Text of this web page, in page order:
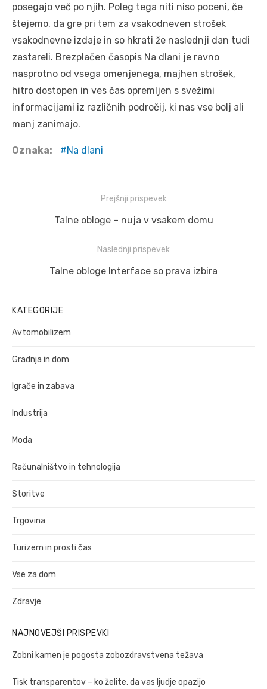
posegajo več po njih. Poleg tega niti niso poceni, če
štejemo, da gre pri tem za vsakodneven strošek
vsakodnevne izdaje in so hkrati že naslednji dan tudi
zastareli. Brezplačen časopis Na dlani je ravno
nasprotno od vsega omenjenega, majhen strošek,
hitro dostopen in ves čas opremljen s svežimi
informacijami iz različnih področij, ki nas vse bolj ali
manj zanimajo.
Oznaka: Na dlani
prispevka
Prejšnji prispevek
Prejšnji
Talne obloge – nuja v vsakem domu
Naslednji prispevek
Naslednji
Talne obloge Interface so prava izbira
KATEGORIJE
Avtomobilizem
Gradnja in dom
Igrače in zabava
Industrija
Moda
Računalništvo in tehnologija
Storitve
Trgovina
Turizem in prosti čas
Vse za dom
Zdravje
NAJNOVEJŠI PRISPEVKI
Zobni kamen je pogosta zobozdravstvena težava
Tisk transparentov – ko želite, da vas ljudje opazijo